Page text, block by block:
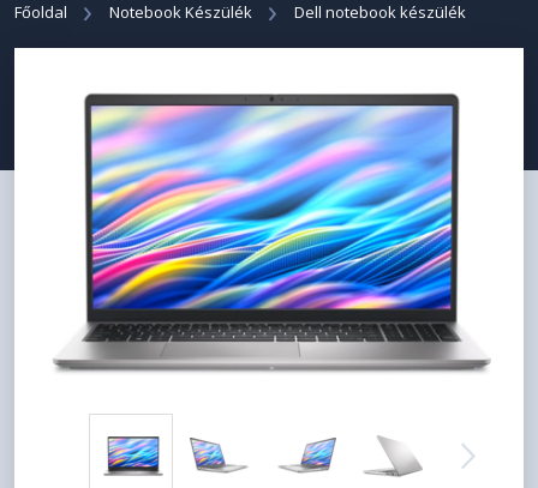
Főoldal Notebook Készülék Dell notebook készülék